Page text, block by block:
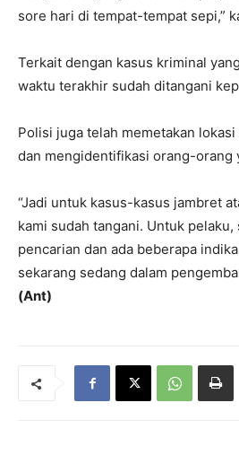
sore hari di tempat-tempat sepi,”
Terkait dengan kasus kriminal
waktu terakhir sudah ditangani
Polisi juga telah memetakan
dan mengidentifikasi orang-orang
“Jadi untuk kasus-kasus jambret
kami sudah tangani. Untuk pelaku,
pencarian dan ada beberapa
sekarang sedang dalam
(Ant)